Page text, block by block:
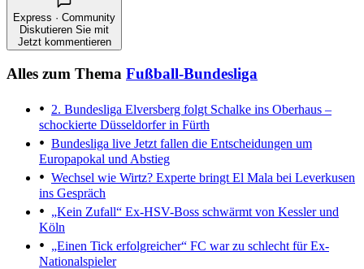
Express · Community
Diskutieren Sie mit
Jetzt kommentieren
Alles zum Thema Fußball-Bundesliga
2. Bundesliga Elversberg folgt Schalke ins Oberhaus –
schockierte Düsseldorfer in Fürth
Bundesliga live Jetzt fallen die Entscheidungen um
Europapokal und Abstieg
Wechsel wie Wirtz? Experte bringt El Mala bei Leverkusen
ins Gespräch
„Kein Zufall“ Ex-HSV-Boss schwärmt von Kessler und
Köln
„Einen Tick erfolgreicher“ FC war zu schlecht für Ex-
Nationalspieler